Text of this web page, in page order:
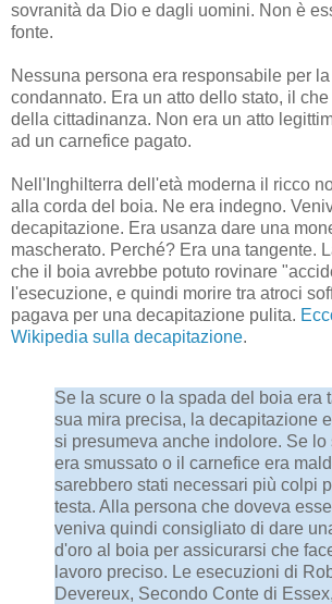
sovranità da Dio e dagli uomini. Non è
fonte.
Nessuna persona era responsabile per la
condannato. Era un atto dello stato, il
della cittadinanza. Non era un atto
ad un carnefice pagato.
Nell'Inghilterra dell'età moderna il ricco
alla corda del boia. Ne era indegno.
decapitazione. Era usanza dare una
mascherato. Perché? Era una tangente.
che il boia avrebbe potuto rovinare
l'esecuzione, e quindi morire tra atroci
pagava per una decapitazione pulita.
Wikipedia sulla decapitazione.
Se la scure o la spada del boia era
sua mira precisa, la decapitazione
si presumeva anche indolore. Se lo
era smussato o il carnefice era
sarebbero stati necessari più colpi
testa. Alla persona che doveva
veniva quindi consigliato di dare
d'oro al boia per assicurarsi che
lavoro preciso. Le esecuzioni di
Devereux, Secondo Conte di